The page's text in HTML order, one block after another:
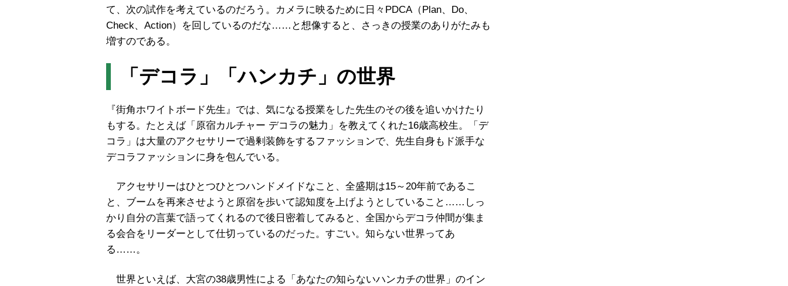
て、次の試作を考えているのだろう。カメラに映るために日々 PDCA （Plan、 Do、
Check、 Action） を回しているのだな…… と想像すると、さっきの授業のありがたみも
増すのである。
「デコラ」「ハンカチ」の世界
『街角ホワイトボード先生』では、気になる授業をした先生のその後を追いかけたり
もする。たとえば「原宿カルチャー デコラの魅力」を教えてくれた16歳高校生。「デ
コラ」は大量のアクセサリーで過剰装飾をするファッションで、先生自身もド派手な
デコラファッションに身を包んでいる。
アクセサリーはひとつひとつハンドメイドなこと、全盛期は15～20年前であるこ
と、ブームを再来させようと原宿を歩いて認知度を上げようとしていること …… しっ
かり自分の言葉で語ってくれるので後日密着してみると、全国からデコラ仲間が集ま
る会合をリーダーとして仕切っているのだった。すごい。知らない世界ってあ
る ……。
世界といえば、大宮の38歳男性による「あなたの知らないハンカチの世界」のイン